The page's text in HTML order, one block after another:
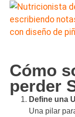
Cómo
perder
Define una
Una pilar